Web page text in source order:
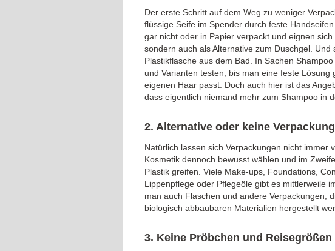
Der erste Schritt auf dem Weg zu weniger
flüssige Seife im Spender durch feste
gar nicht oder in Papier verpackt und eignen sich
sondern auch als Alternative zum Duschgel.
Plastikflasche aus dem Bad. In Sachen
und Varianten testen, bis man eine feste Lösung
eigenen Haar passt. Doch auch hier ist das
dass eigentlich niemand mehr zum Shampoo in
2. Alternative oder keine
Natürlich lassen sich Verpackungen nicht immer
Kosmetik dennoch bewusst wählen und im
Plastik greifen. Viele Make-ups, Foundations,
Lippenpflege oder Pflegeöle gibt es mittlerweile
man auch Flaschen und andere Verpackungen,
biologisch abbaubaren Materialien hergestellt
3. Keine Pröbchen und Reisegrößen